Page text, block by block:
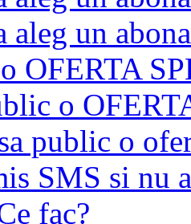
aleg un
o OFERTA
o
public o
SMS si nu
fac?